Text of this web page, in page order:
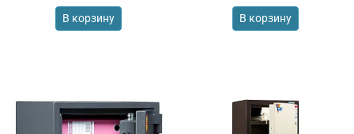
В корзину В корзину